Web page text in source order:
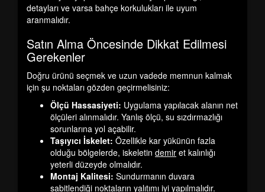
detayları ve varsa bahçe korkulukları ile uyum
aranmalıdır.
Satın Alma Öncesinde Dikkat Edilmesi
Gerekenler
Doğru ürünü seçmek ve uzun vadede memnun kalmak
için şu noktaları gözden geçirmelisiniz:
Ölçü Hassasiyeti: Uygulama yapılacak alanın net
ölçüleri alınmalıdır. Yanlış ölçü, su sızdırmazlığı
sorunlarına yol açabilir.
Taşıyıcı İskelet: Özellikle kar yükünün fazla
olduğu bölgelerde, iskeletin demir et kalınlığı
yeterli düzeyde olmalıdır.
Montaj Kalitesi: Sundurmanın duvara
sabitlendiği noktaların yalıtımı iyi yapılmalıdır.